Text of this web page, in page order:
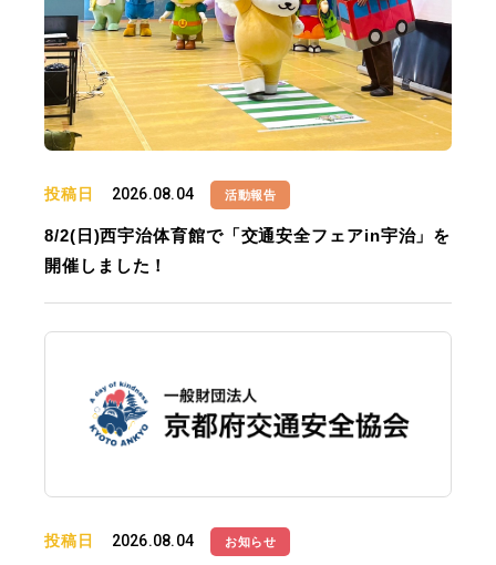
投稿日 2026.08.04 活動報告
8/2(日)西宇治体育館で「交通安全フェアin宇治」を
開催しました！
投稿日 2026.08.04 お知らせ